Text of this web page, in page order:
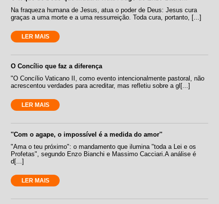
Na fraqueza humana de Jesus, atua o poder de Deus: Jesus cura
graças a uma morte e a uma ressurreição. Toda cura, portanto, [...]
LER MAIS
O Concílio que faz a diferença
"O Concílio Vaticano II, como evento intencionalmente pastoral, não
acrescentou verdades para acreditar, mas refletiu sobre a gl[...]
LER MAIS
''Com o agape, o impossível é a medida do amor''
"Ama o teu próximo": o mandamento que ilumina "toda a Lei e os
Profetas", segundo Enzo Bianchi e Massimo Cacciari.A análise é
d[...]
LER MAIS